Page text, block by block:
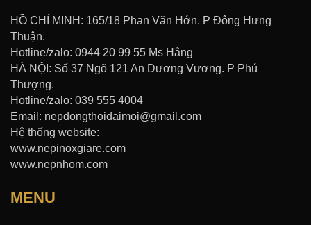
HỒ CHÍ MINH: 165/18 Phan Văn Hớn. P Đông Hưng
Thuận.
Hotline/zalo: 0944 20 99 55 Ms Hằng
HÀ NỘI: Số 37 Ngõ 121 An Dương Vương. P Phú
Thượng.
Hotline/zalo: 039 555 4004
Email: nepdongthoidaimoi@gmail.com
Hệ thống website:
www.nepinoxgiare.com
www.nepnhom.com
MENU